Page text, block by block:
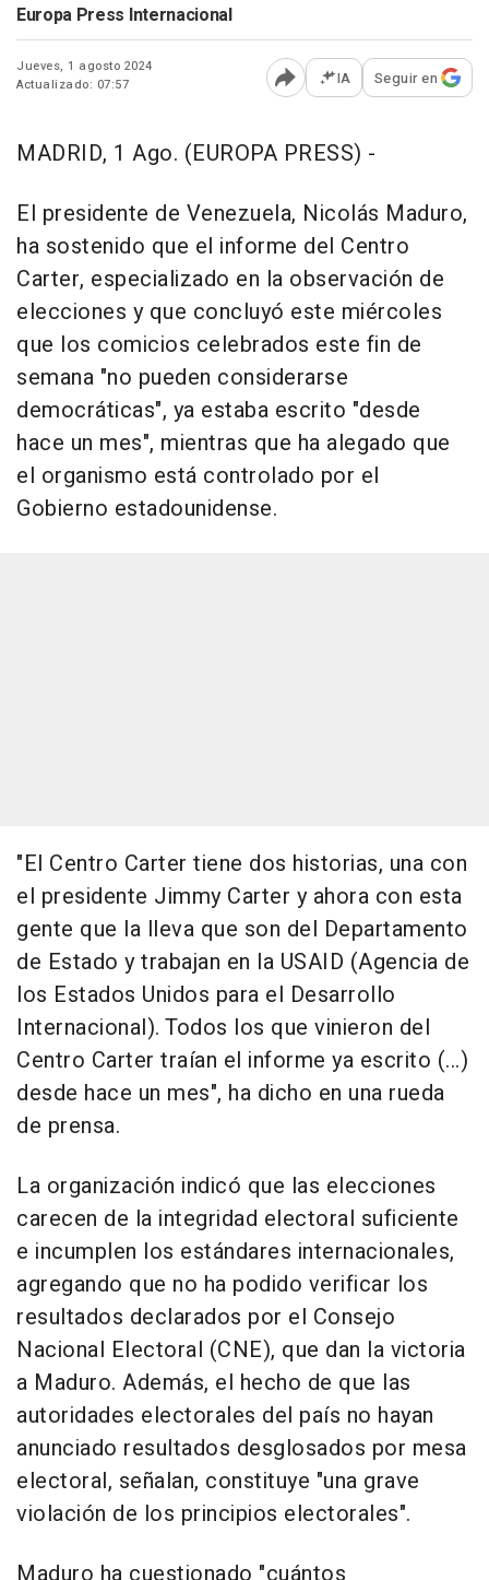
Europa Press Internacional
Jueves, 1 agosto 2024
Actualizado: 07:57
Abrir opciones para
IA Seguir en
MADRID, 1 Ago. (EUROPA PRESS) -
El presidente de Venezuela, Nicolás Maduro,
ha sostenido que el informe del Centro
Carter, especializado en la observación de
elecciones y que concluyó este miércoles
que los comicios celebrados este fin de
semana "no pueden considerarse
democráticas", ya estaba escrito "desde
hace un mes", mientras que ha alegado que
el organismo está controlado por el
Gobierno estadounidense.
"El Centro Carter tiene dos historias, una con
el presidente Jimmy Carter y ahora con esta
gente que la lleva que son del Departamento
de Estado y trabajan en la USAID (Agencia de
los Estados Unidos para el Desarrollo
Internacional). Todos los que vinieron del
Centro Carter traían el informe ya escrito (...)
desde hace un mes", ha dicho en una rueda
de prensa.
La organización indicó que las elecciones
carecen de la integridad electoral suficiente
e incumplen los estándares internacionales,
agregando que no ha podido verificar los
resultados declarados por el Consejo
Nacional Electoral (CNE), que dan la victoria
a Maduro. Además, el hecho de que las
autoridades electorales del país no hayan
anunciado resultados desglosados por mesa
electoral, señalan, constituye "una grave
violación de los principios electorales".